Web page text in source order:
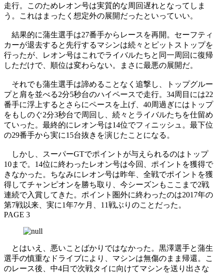
走行。このためレオン号は実質的な周回遅れとなってしま
う。これはまったく想定外の展開だったといっていい。
結果的に蒲生選手は27番手からレースを再開。セーフティ
カーが退去すると先行するマシンは続々とピットストップを
行ったが、レオン号はこれでライバルたちと同一周回に復帰
しただけで、順位は変わらない。まさに最悪の展開だ。
それでも蒲生選手は諦めることなく追撃し、トップグルー
プと肩を並べる2分5秒台のハイペースで走行。34周目には22
番手に浮上するとさらにペースを上げ、40周過ぎにはトップ
をもしのぐ2分3秒台で周回し、続々とライバルたちを仕留め
ていった。最終的にレオン号は14位でフィニッシュ。最下位
の29番手から実に15台抜きを演じたことになる。
しかし、スーパーGTでポイントが与えられるのはトップ
10まで。14位に終わったレオン号は今回、ポイントを獲得で
きなかった。ちなみにレオン号は昨年、全戦でポイントを獲
得してチャンピオンを勝ち取り、今シーズンもここまで2戦
連続で入賞してきた。ポイント圏外に終わったのは2017年の
第7戦以来、実に1年7ケ月、11戦ぶりのことだった。
PAGE 3
とはいえ、悪いことばかりではなかった。黒澤選手と蒲生
選手の慎重なドライブにより、マシンは無傷のまま帰還。こ
のレース後、中4日で次戦タイに向けてマシンを送り出さな